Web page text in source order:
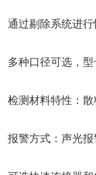
通过剔除系统进
多种口径可选，
检测材料特性：
报警方式：声光报